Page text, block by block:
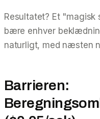
Resultatet? Et "magisk
bære enhver
naturligt, med næsten
Barrieren: